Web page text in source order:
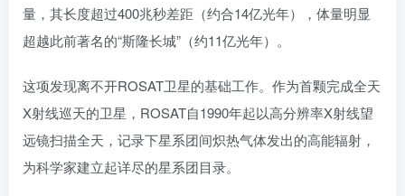
量，其长度超过400兆秒差距（约合14亿光年），体量明显
超越此前著名的“斯隆长城”（约11亿光年）。
这项发现离不开ROSAT卫星的基础工作。作为首颗完成全天
X射线巡天的卫星，ROSAT自1990年起以高分辨率X射线望
远镜扫描全天，记录下星系团间炽热气体发出的高能辐射，
为科学家建立起详尽的星系团目录。